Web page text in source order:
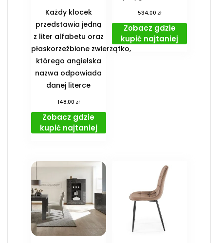
Każdy klocek
przedstawia jedną
z liter alfabetu oraz
płaskorzeźbione zwierzątko,
którego angielska
nazwa odpowiada
danej literce
148,00 zł
Zobacz gdzie
kupić najtaniej
534,00 zł
Zobacz gdzie
kupić najtaniej